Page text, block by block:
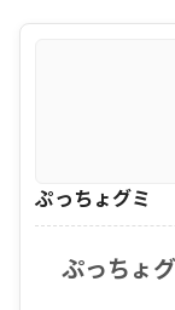
ぷっちょグミ
ぷっちょ